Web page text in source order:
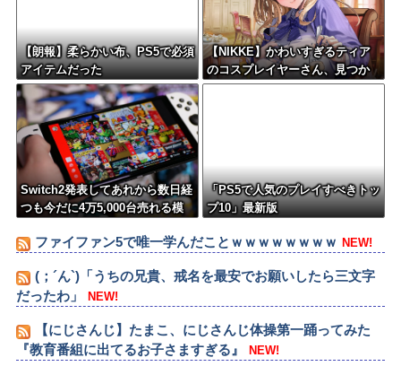
【朗報】柔らかい布、PS5で必須
アイテムだった
【NIKKE】かわいすぎるティア
のコスプレイヤーさん、見つか
るｗｗｗｗｗ【画像】
Switch2発表してあれから数日経
つも今だに4万5,000台売れる模
「PS5で人気のプレイすべきトッ
プ10」最新版
ファイファン5で唯一学んだことｗｗｗｗｗｗｗｗ NEW!
(；´ん`)「うちの兄貴、戒名を最安でお願いしたら三文字
だったわ」
NEW!
【にじさんじ】たまこ、にじさんじ体操第一踊ってみた
『教育番組に出てるお子さますぎる』
NEW!